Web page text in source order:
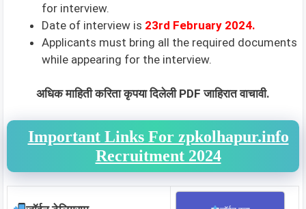
for interview.
Date of interview is 23rd February 2024.
Applicants must bring all the required documents
while appearing for the interview.
अधिक माहिती करिता कृपया दिलेली PDF जाहिरात वाचावी.
Important Links For zpkolhapur.info
Recruitment 2024